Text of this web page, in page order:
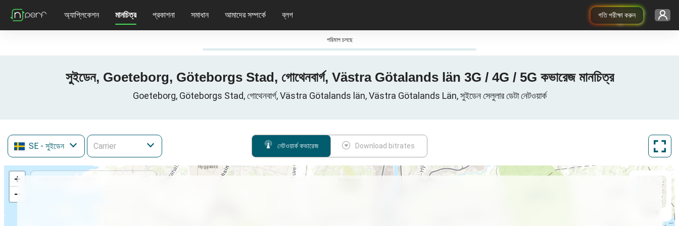
গতি পরীক্ষা করুন
অ্যাপ্লিকেশন মানচিত্র প্রকাশনা সমাধান আমাদের সম্পর্কে ব্লগ
পরিমাপ চলছে
সুইডেন, Goeteborg, Göteborgs Stad, গোথেনবার্গ, Västra Götalands län 3G / 4G / 5G কভারেজ মানচিত্র
Goeteborg, Göteborgs Stad, গোথেনবার্গ, Västra Götalands län, Västra Götalands Län, সুইডেন সেলুলার ডেটা নেটওয়ার্ক
SE - সুইডেন নেটওয়ার্ক কভারেজ Download bitrates
+
−